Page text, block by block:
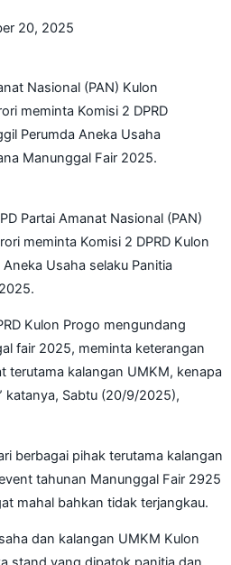
20, 2025
Nasional (PAN) Kulon
meminta Komisi 2 DPRD
Perumda Aneka Usaha
Manunggal Fair 2025.
Partai Amanat Nasional (PAN)
meminta Komisi 2 DPRD Kulon
Usaha selaku Panitia
Kulon Progo mengundang
fair 2025, meminta keterangan
terutama kalangan UMKM, kenapa
katanya, Sabtu (20/9/2025),
berbagai pihak terutama kalangan
tahunan Manunggal Fair 2925
mahal bahkan tidak terjangkau.
dan kalangan UMKM Kulon